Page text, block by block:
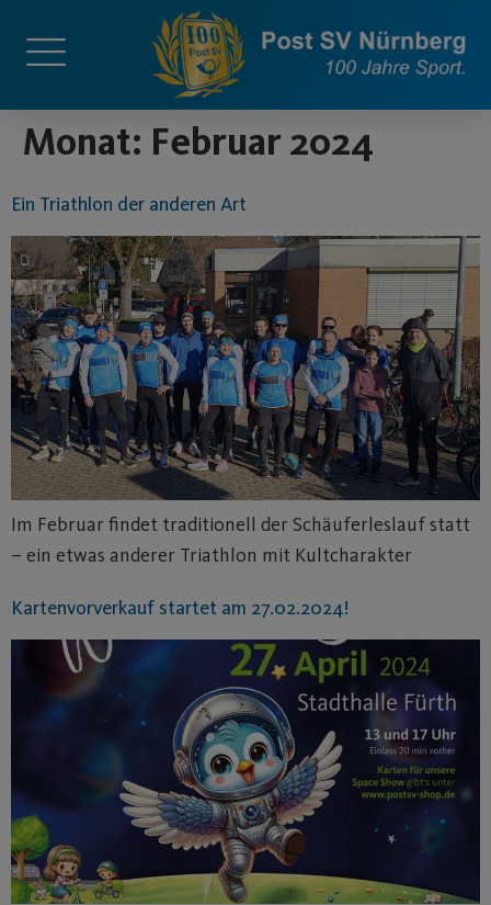
Monat: Februar 2024
Ein Triathlon der anderen Art
Im Februar findet traditionell der Schäuferleslauf statt
– ein etwas anderer Triathlon mit Kultcharakter
Kartenvorverkauf startet am 27.02.2024!